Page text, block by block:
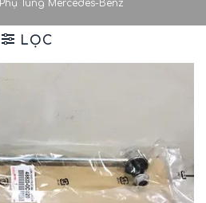
Phụ Tùng Mercedes-Benz
LỌC